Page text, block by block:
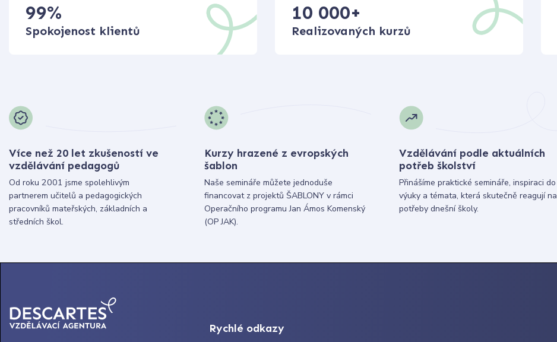
99%
Spokojenost klientů
10 000+
Realizovaných kurzů
Více než 20 let zkušeností ve
vzdělávání pedagogů
Od roku 2001 jsme spolehlivým
partnerem učitelů a pedagogických
pracovníků mateřských, základních a
středních škol.
Kurzy hrazené z evropských
šablon
Naše semináře můžete jednoduše
financovat z projektů ŠABLONY v rámci
Operačního programu Jan Ámos Komenský
(OP JAK).
Vzdělávání podle aktuálních
potřeb školství
Přinášíme praktické semináře, inspiraci do
výuky a témata, která skutečně reagují na
potřeby dnešní školy.
Rychlé odkazy